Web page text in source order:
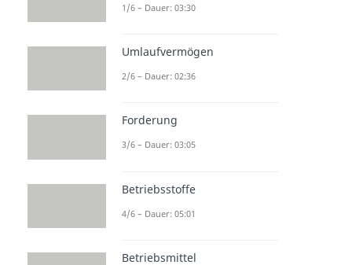
1/6 – Dauer: 03:30
Umlaufvermögen
2/6 – Dauer: 02:36
Forderung
3/6 – Dauer: 03:05
Betriebsstoffe
4/6 – Dauer: 05:01
Betriebsmittel